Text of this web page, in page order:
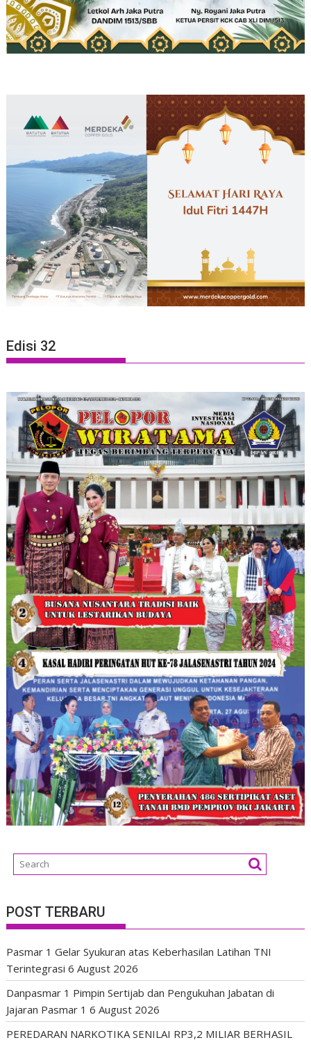
Edisi 32
POST TERBARU
Pasmar 1 Gelar Syukuran atas Keberhasilan Latihan TNI
Terintegrasi 6 August 2026
Danpasmar 1 Pimpin Sertijab dan Pengukuhan Jabatan di
Jajaran Pasmar 1 6 August 2026
PEREDARAN NARKOTIKA SENILAI RP3,2 MILIAR BERHASIL